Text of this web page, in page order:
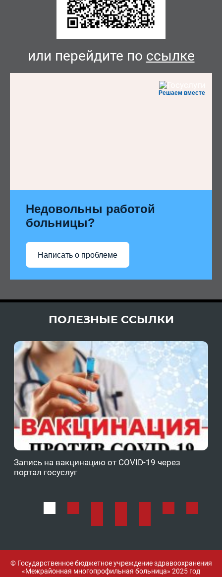
или перейдите по ссылке
Решаем вместе
Недовольны работой
больницы?
Написать о проблеме
ПОЛЕЗНЫЕ ССЫЛКИ
Запись на вакцинацию от COVID-19 через
портал госуслуг
© Государственное бюджетное учреждение здравоохранения
«Межрайонная многопрофильная больница» 2025 год